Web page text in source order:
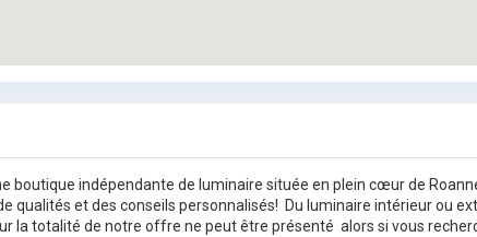
boutique indépendante de luminaire située en plein cœur de
qualités et des conseils personnalisés! Du luminaire intérieur ou
la totalité de notre offre ne peut être présenté alors si vous